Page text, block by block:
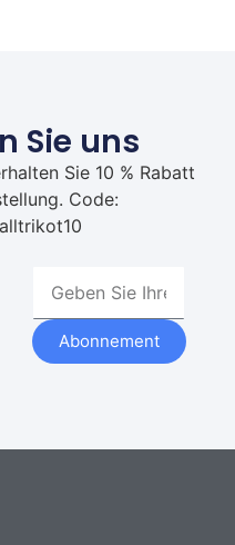
Sie uns
Sie 10 % Rabatt
Code:
Abonnement